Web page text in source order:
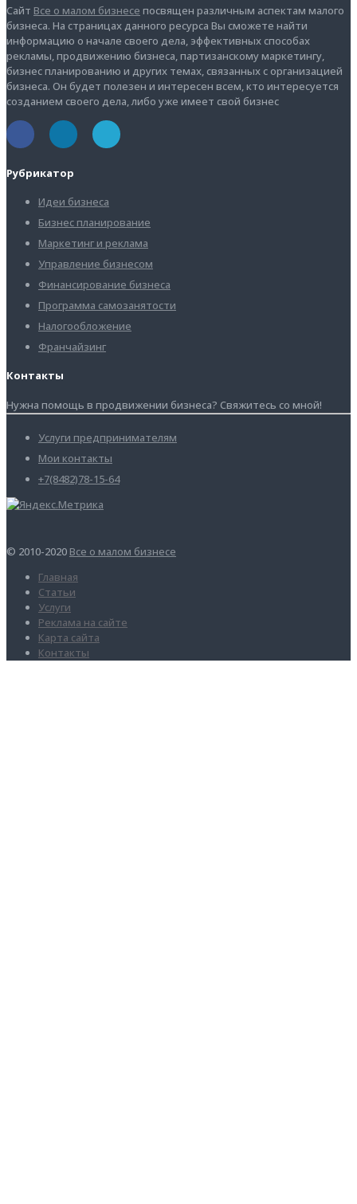
Сайт Все о малом бизнесе посвящен различным аспектам малого
бизнеса. На страницах данного ресурса Вы сможете найти
информацию о начале своего дела, эффективных способах
рекламы, продвижению бизнеса, партизанскому маркетингу,
бизнес планированию и других темах, связанных с организацией
бизнеса. Он будет полезен и интересен всем, кто интересуется
созданием своего дела, либо уже имеет свой бизнес
Рубрикатор
Идеи бизнеса
Бизнес планирование
Маркетинг и реклама
Управление бизнесом
Финансирование бизнеса
Программа самозанятости
Налогообложение
Франчайзинг
Контакты
Нужна помощь в продвижении бизнеса? Свяжитесь со мной!
Услуги предпринимателям
Мои контакты
+7(8482)78-15-64
© 2010-2020 Все о малом бизнесе
Главная
Статьи
Услуги
Реклама на сайте
Карта сайта
Контакты